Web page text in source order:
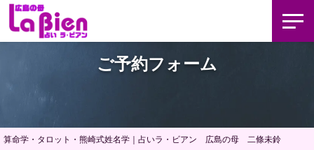
ご予約フォーム
算命学・タロット・熊崎式姓名学｜占いラ・ビアン 広島の母 二條未鈴